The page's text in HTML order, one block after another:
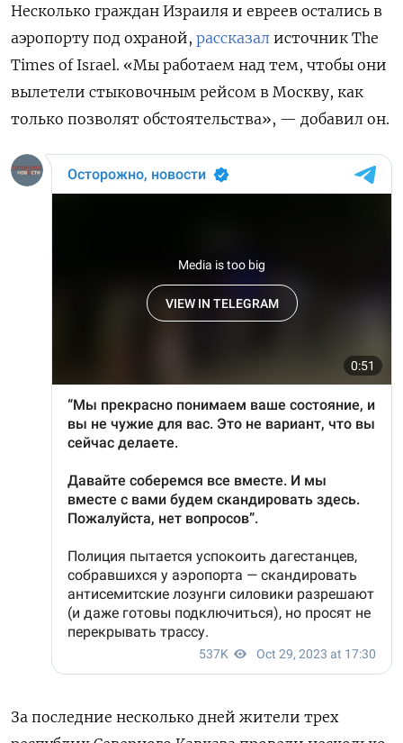
Несколько граждан Израиля и евреев остались в
аэропорту под охраной, рассказал источник The
Times of Israel. «Мы работаем над тем, чтобы они
вылетели стыковочным рейсом в Москву, как
только позволят обстоятельства», — добавил он.
За последние несколько дней жители трех